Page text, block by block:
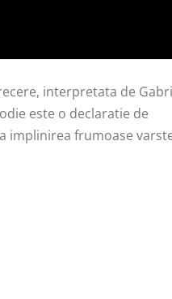
interpretata de
este o declaratie de
implinirea frumoase